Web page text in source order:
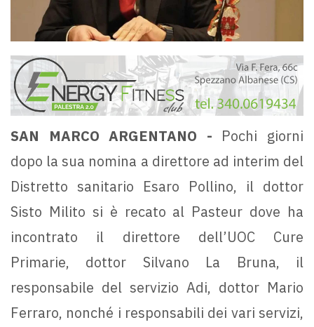
SAN MARCO ARGENTANO - Pochi giorni
dopo la sua nomina a direttore ad interim del
Distretto sanitario Esaro Pollino, il dottor
Sisto Milito si è recato al Pasteur dove ha
incontrato il direttore dell’UOC Cure
Primarie, dottor Silvano La Bruna, il
responsabile del servizio Adi, dottor Mario
Ferraro, nonché i responsabili dei vari servizi,